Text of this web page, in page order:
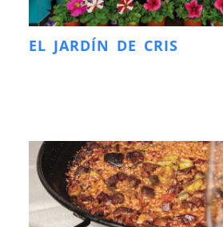
EL JARDÍN DE CRIS